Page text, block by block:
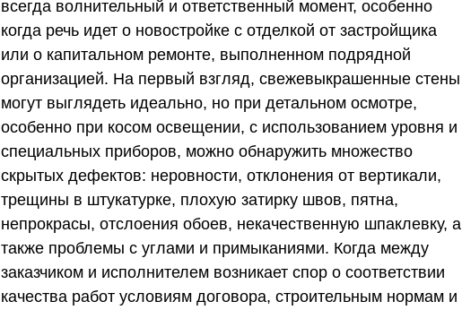
всегда волнительный и ответственный момент, особенно
когда речь идет о новостройке с отделкой от застройщика
или о капитальном ремонте, выполненном подрядной
организацией. На первый взгляд, свежевыкрашенные стены
могут выглядеть идеально, но при детальном осмотре,
особенно при косом освещении, с использованием уровня и
специальных приборов, можно обнаружить множество
скрытых дефектов: неровности, отклонения от вертикали,
трещины в штукатурке, плохую затирку швов, пятна,
непрокрасы, отслоения обоев, некачественную шпаклевку, а
также проблемы с углами и примыканиями. Когда между
заказчиком и исполнителем возникает спор о соответствии
качества работ условиям договора, строительным нормам и